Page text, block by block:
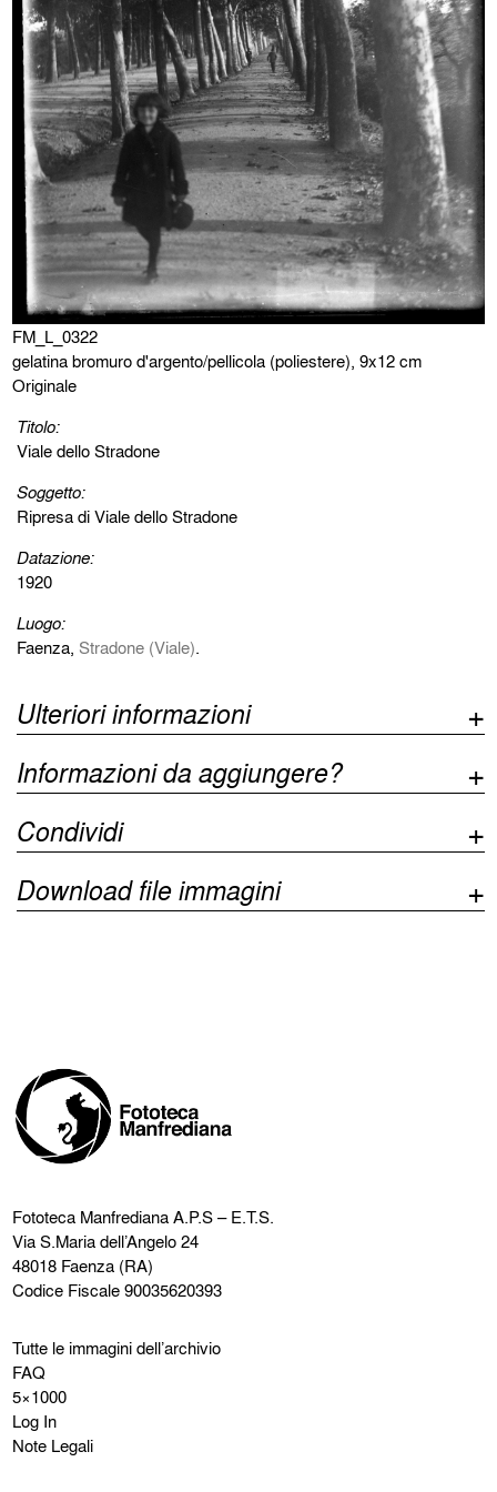
FM_L_0322
gelatina bromuro d'argento/pellicola (poliestere), 9x12 cm
Originale
Titolo:
Viale dello Stradone
Soggetto:
Ripresa di Viale dello Stradone
Datazione:
1920
Luogo:
Faenza, Stradone (Viale).
Ulteriori informazioni
Informazioni da aggiungere?
Condividi
Download file immagini
Fototeca ManfredianaA.P.S – E.T.S.
Via S.Maria dell’Angelo 24
48018 Faenza (RA)
Codice Fiscale 90035620393
Tutte le immagini dell’archivio
FAQ
5×1000
Log In
Note Legali